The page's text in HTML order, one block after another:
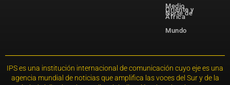
Medio
Oriente y
Norte de
África
Mundo
IPS es una institución internacional de comunicación cuyo eje es una
agencia mundial de noticias que amplifica las voces del Sur y de la